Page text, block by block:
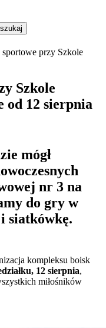
przy Szkole
Szkole
od 12 sierpnia
mógł
nr 3 na
do gry w
siatkówkę.
kompleksu boisk
12 sierpnia,
miłośników